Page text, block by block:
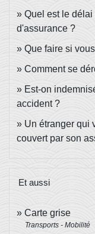
Quel est le
d'assurance ?
Que faire si
Comment se
Est-on
accident ?
Un étranger qui
couvert par son
Et aussi
Carte grise
Transports - Mobilité